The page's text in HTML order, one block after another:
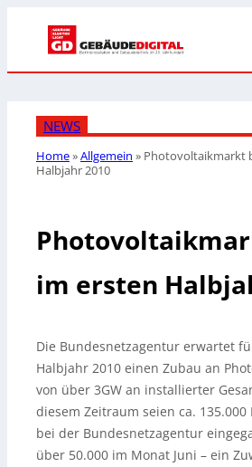
NEWS
Home»Allgemein » Photovoltaikmarkt
Halbjahr 2010
im ersten
Die Bundesnetzagentur erwartet
Halbjahr 2010 einen Zubau an
von über 3GW an installierter
diesem Zeitraum seien ca.
bei der Bundesnetzagentur
über 50.000 im Monat Juni – ein